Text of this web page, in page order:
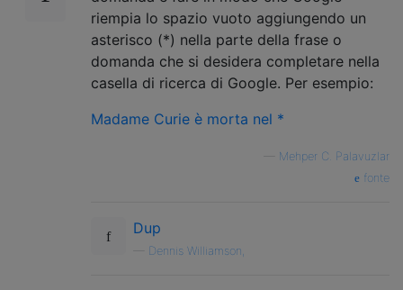
riempia lo spazio vuoto aggiungendo un
asterisco (*) nella parte della frase o
domanda che si desidera completare nella
casella di ricerca di Google. Per esempio:
Madame Curie è morta nel *
Mehper C. Palavuzlar
fonte
Dup
Dennis Williamson,